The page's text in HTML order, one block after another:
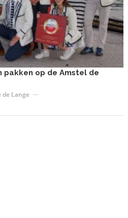
pakken op de Amstel de
de Lange